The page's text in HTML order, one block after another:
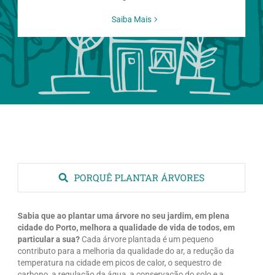
Saiba Mais
PORQUÊ PLANTAR ÁRVORES
Sabia que ao plantar uma árvore no seu jardim, em plena
cidade do Porto, melhora a qualidade de vida de todos, em
particular a sua? Cada árvore plantada é um pequeno
contributo para a melhoria da qualidade do ar, a redução da
temperatura na cidade em picos de calor, o sequestro de